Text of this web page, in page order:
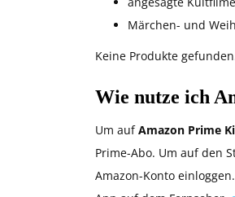
Märchen- und
Keine Produkte
Wie nutze ich
Um aufAmazon Prime
Prime-Abo. Um auf den
Amazon-Konto